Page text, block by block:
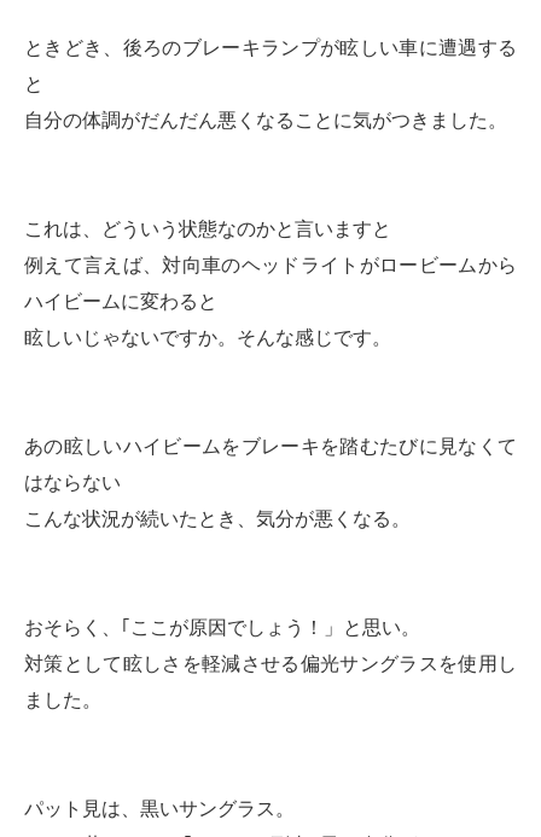
ときどき、後ろのブレーキランプが眩しい車に遭遇する
と
自分の体調がだんだん悪くなることに気がつきました。
これは、どういう状態なのかと言いますと
例えて言えば、対向車のヘッドライトがロービームから
ハイビームに変わると
眩しいじゃないですか。そんな感じです。
あの眩しいハイビームをブレーキを踏むたびに見なくて
はならない
こんな状況が続いたとき、気分が悪くなる。
おそらく、｢ここが原因でしょう！」と思い。
対策として眩しさを軽減させる偏光サングラスを使用し
ました。
パット見は、黒いサングラス。